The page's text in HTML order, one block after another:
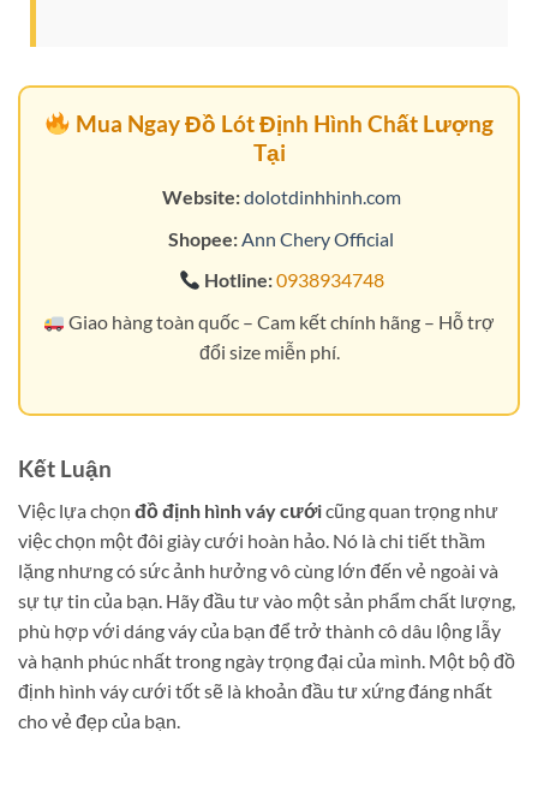
Mua Ngay Đồ Lót Định Hình Chất Lượng
Tại
Website:dolotdinhhinh.com
Shopee: Ann Chery Official
Hotline:0938934748
Giao hàng toàn quốc – Cam kết chính hãng – Hỗ trợ
đổi size miễn phí.
Kết Luận
Việc lựa chọn đồ định hình váy cướicũng quan trọng như
việc chọn một đôi giày cưới hoàn hảo. Nó là chi tiết thầm
lặng nhưng có sức ảnh hưởng vô cùng lớn đến vẻ ngoài và
sự tự tin của bạn. Hãy đầu tư vào một sản phẩm chất lượng,
phù hợp với dáng váy của bạn để trở thành cô dâu lộng lẫy
và hạnh phúc nhất trong ngày trọng đại của mình. Một bộ đồ
định hình váy cưới tốt sẽ là khoản đầu tư xứng đáng nhất
cho vẻ đẹp của bạn.